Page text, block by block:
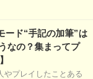
ード“手記の加筆”は
なの？集まってプ
やプレイしたことある